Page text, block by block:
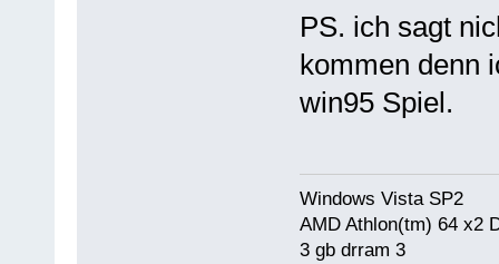
PS. ich sagt
kommen denn
win95 Spiel.
Windows Vista SP2
AMD Athlon(tm) 64 x2
3 gb drram 3